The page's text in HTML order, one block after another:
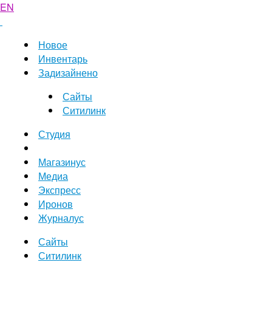
EN
Новое
Инвентарь
Задизайнено
Сайты
Ситилинк
Студия
Магазинус
Медиа
Экспресс
Иронов
Журналус
Сайты
Ситилинк